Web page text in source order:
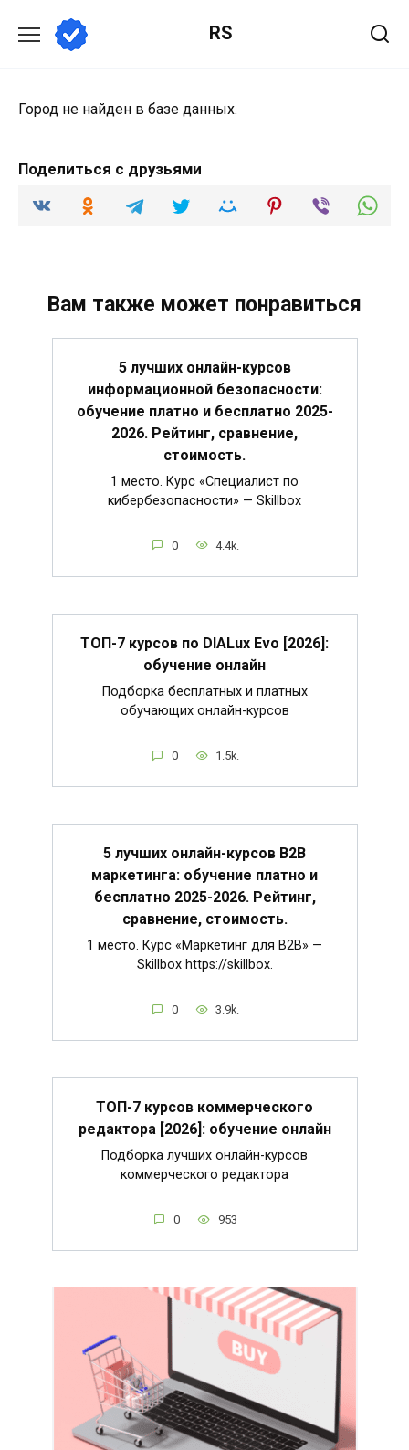
содержанию
RS
Город не найден в базе данных.
Поделиться с друзьями
Вам также может понравиться
5 лучших онлайн-курсов
информационной безопасности:
обучение платно и бесплатно 2025-
2026. Рейтинг, сравнение,
стоимость.
1 место. Курс «Специалист по
кибербезопасности» — Skillbox
0 4.4k.
ТОП-7 курсов по DIALux Evo [2026]:
обучение онлайн
Подборка бесплатных и платных
обучающих онлайн-курсов
0 1.5k.
5 лучших онлайн-курсов B2B
маркетинга: обучение платно и
бесплатно 2025-2026. Рейтинг,
сравнение, стоимость.
1 место. Курс «Маркетинг для B2B» —
Skillbox https://skillbox.
0 3.9k.
ТОП-7 курсов коммерческого
редактора [2026]: обучение онлайн
Подборка лучших онлайн-курсов
коммерческого редактора
0 953